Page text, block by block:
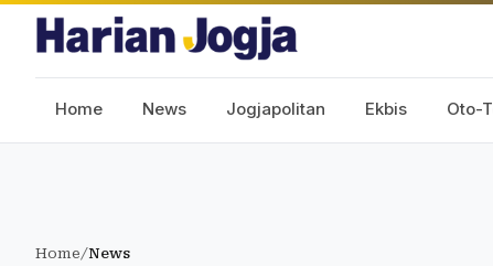
Home News Jogjapolitan Ekbis Oto-
Home/News